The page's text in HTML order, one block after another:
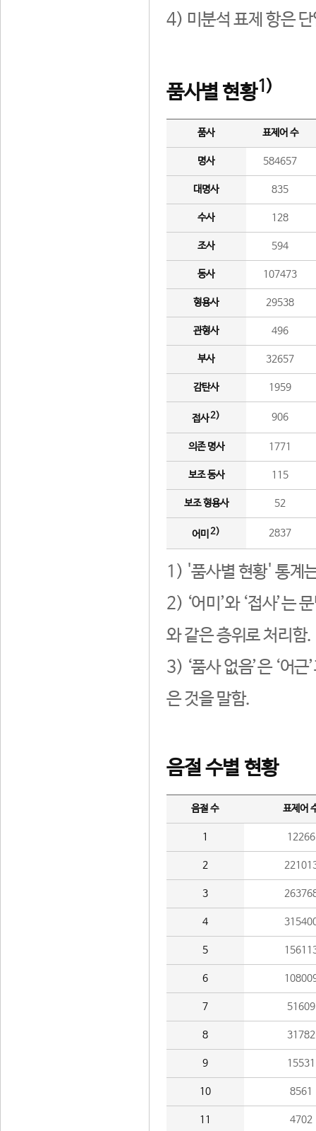
4) 미분석 표제 항은
품사별 현황1)
품사 표제어 수
명사 584657
대명사 835
수사 128
조사 594
동사 107473
형용사 29538
관형사 496
부사 32657
감탄사 1959
접사2) 906
의존 명사 1771
보조 동사 115
보조 형용사 52
어미 2) 2837
1) '품사별 현황' 통계
2) ‘어미’와 ‘접사’는
와 같은 층위로 처리함.
3) ‘품사 없음’은 ‘어
은 것을 말함.
음절 수별 현황
음절 수 표제어
1 12266
2
3
4
5
6
7 51609
8 31782
9 15531
10 8561
11 4702